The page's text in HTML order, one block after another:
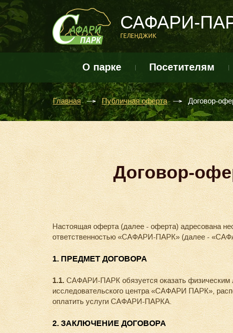
САФАРИ-
ГЕЛЕНДЖИК
О парке Посетителям
Главная Публичная оферта Договор-
Договор-
Настоящая оферта (далее - оферта) адресована
ответственностью «САФАРИ-ПАРК» (далее -
1. ПРЕДМЕТ ДОГОВОРА
1.1.САФАРИ-ПАРК обязуется оказать физическим
исследовательского центра «САФАРИ ПАРК»,
оплатить услуги САФАРИ-ПАРКА.
2. ЗАКЛЮЧЕНИЕ ДОГОВОРА